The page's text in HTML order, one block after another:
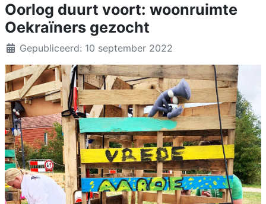
Oorlog duurt voort: woonruimte
Oekraïners gezocht
DetailsGepubliceerd: 10 september 2022